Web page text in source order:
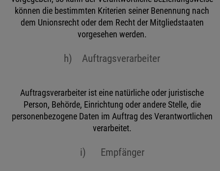
können die bestimmten Kriterien seiner Benennung nach
dem Unionsrecht oder dem Recht der Mitgliedstaaten
vorgesehen werden.
h) Auftragsverarbeiter
Auftragsverarbeiter ist eine natürliche oder juristische
Person, Behörde, Einrichtung oder andere Stelle, die
personenbezogene Daten im Auftrag des Verantwortlichen
verarbeitet.
i) Empfänger